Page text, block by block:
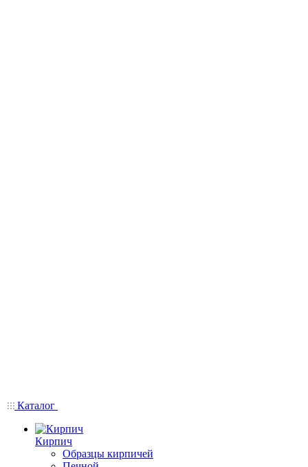
Каталог
Кирпич
Образцы кирпичей